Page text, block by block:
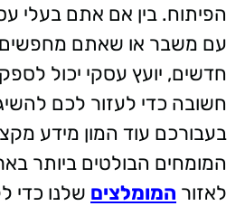
הפיתוח. בין אם אתם בעלי
עם משבר או שאתם מחפשים
חדשים, יועץ עסקי יכול
חשובה כדי לעזור לכם
בעבורכם עוד המון מידע
המומחים הבולטים ביותר
לאזור המומלצים שלנו כדי